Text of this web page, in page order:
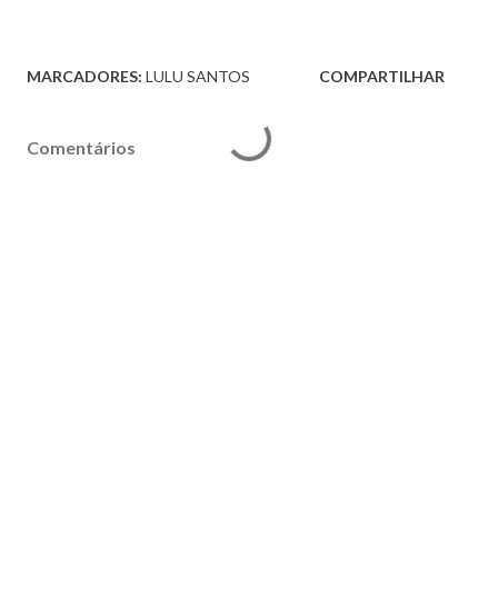
MARCADORES: LULU SANTOS COMPARTILHAR
Comentários